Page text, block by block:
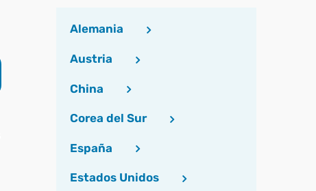
Alemania
Austria
China
Corea del Sur
España
Estados Unidos